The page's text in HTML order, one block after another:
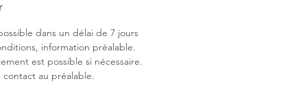
dans un délai de 7 jours
information préalable.
est possible si nécessaire.
contact au préalable.